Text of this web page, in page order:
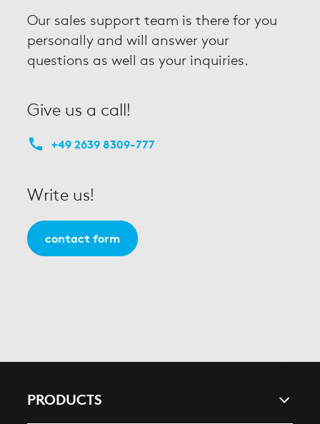
Our sales support team is there for you
personally and will answer your
questions as well as your inquiries.
Give us a call!
+49 2639 8309-777
Write us!
contact form
PRODUCTS